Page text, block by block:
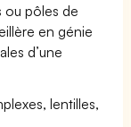
ou pôles de
en génie
d’une
lentilles,